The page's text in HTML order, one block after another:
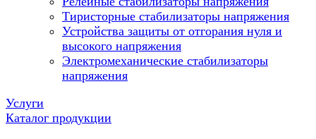
Тиристорные стабилизаторы напряжения
Устройства защиты от отгорания нуля и
высокого напряжения
Электромеханические стабилизаторы
напряжения
Услуги
Каталог продукции